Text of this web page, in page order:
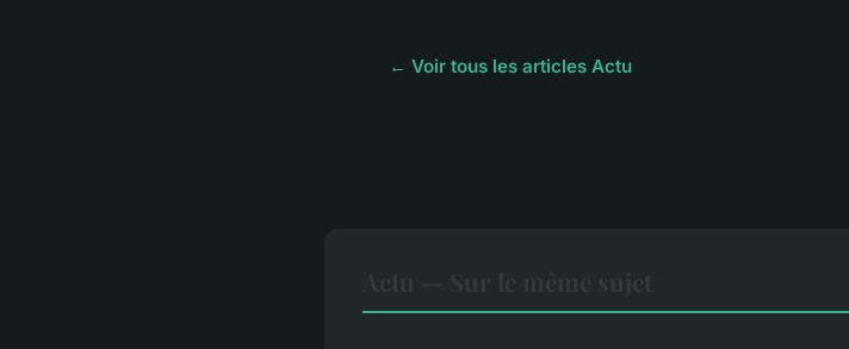
← Voir tous les articles Actu